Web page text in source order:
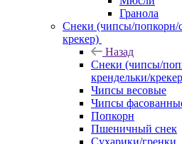
Гранола
Снеки (чипсы/попкорн/
крекер)
Назад
Снеки (чипсы/
крендельки/
Чипсы весовые
Чипсы
Попкорн
Пшеничный снек
Сухарики/гренки